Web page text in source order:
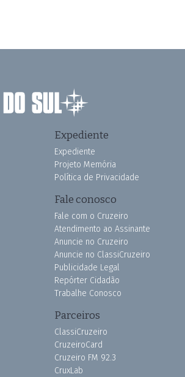
Expediente
Expediente
Projeto Memória
Política de Privacidade
Fale conosco
Fale com o Cruzeiro
Atendimento ao Assinante
Anuncie no Cruzeiro
Anuncie no ClassiCruzeiro
Publicidade Legal
Repórter Cidadão
Trabalhe Conosco
Parceiros
ClassiCruzeiro
CruzeiroCard
Cruzeiro FM 92.3
CruxLab